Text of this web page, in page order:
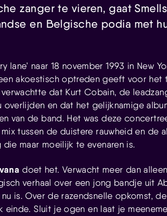
zanger te vieren, gaat
en Belgische podia met
lane’ naar 18 november 1993 in New
akoestisch optreden geeft voor het
dat Kurt Cobain, de
overlijden en dat het gelijknamige
van de band. Het was deze
tussen de duistere rauwheid en de
maar moeilijk te evenaren is.
doet het. Verwacht meer dan
verhaal over een jong bandje uit
is. Over de razendsnelle opkomst,
einde. Sluit je ogen en laat je